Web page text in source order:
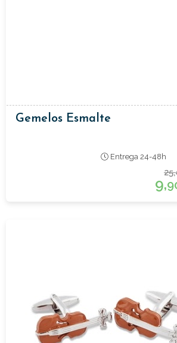
Gemelos Esmalte
Entrega 24-48h
25,
9,